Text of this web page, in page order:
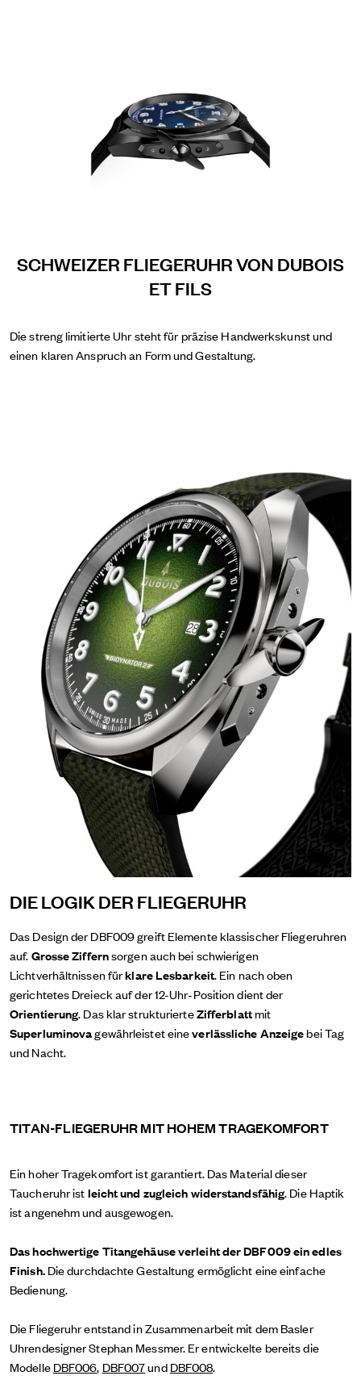
SCHWEIZER FLIEGERUHR VON DUBOIS
ET FILS
Die streng limitierte Uhr steht für präzise Handwerkskunst und
einen klaren Anspruch an Form und Gestaltung.
DIE LOGIK DER FLIEGERUHR
Das Design der DBF009 greift Elemente klassischer Fliegeruhren
auf.Grosse Ziffernsorgen auch bei schwierigen
Lichtverhältnissen fürklare Lesbarkeit. Ein nach oben
gerichtetes Dreieck auf der 12-Uhr-Position dient der
Orientierung. Das klar strukturierteZifferblattmit
Superluminovagewährleistet eineverlässliche Anzeigebei Tag
und Nacht.
TITAN-FLIEGERUHR MIT HOHEM TRAGEKOMFORT
Ein hoher Tragekomfort ist garantiert.Das Material dieser
Taucheruhr istleicht und zugleich widerstandsfähig. Die Haptik
ist angenehm und ausgewogen.
Das hochwertige Titangehäuse verleiht der DBF009 ein edles
Finish.Die durchdachte Gestaltung ermöglicht eine einfache
Bedienung.
Die Fliegeruhr entstand in Zusammenarbeit mit dem Basler
Uhrendesigner Stephan Messmer. Er entwickelte bereits die
ModelleDBF006, DBF007undDBF008.